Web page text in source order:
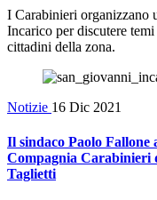
I Carabinieri organizzano
Incarico per discutere
cittadini della zona.
Notizie 16 Dic 2021
Il sindaco Paolo Fallone
Compagnia Carabinieri
Taglietti